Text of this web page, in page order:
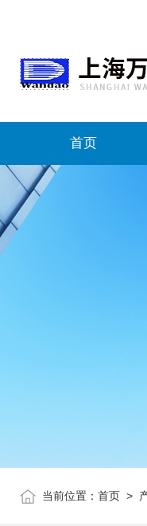
首页
当前位置： 首页 >